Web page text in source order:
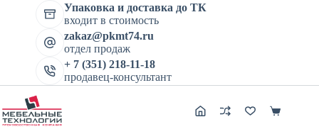
Вешалка стойка «Корона»
2664₽
Первоначальная
цена
составляла
2664 ₽.
2131₽
Текущая
цена:
2131 ₽.
Упаковка и доставка до ТК
входит в стоимость
zakaz@pkmt74.ru
отдел продаж
+ 7 (351) 218-11-18
продавец-консультант
Корзина